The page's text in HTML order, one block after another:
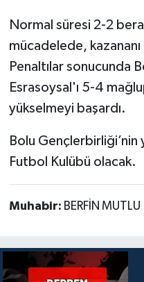
Normal süresi 2-2
mücadelede, kazananı
Penaltılar sonucunda
Esrasoysal'ı 5-4
yükselmeyi başardı.
Bolu Gençlerbirliği’nin
Futbol Kulübü olacak.
Muhabir: BERFİN MUTLU